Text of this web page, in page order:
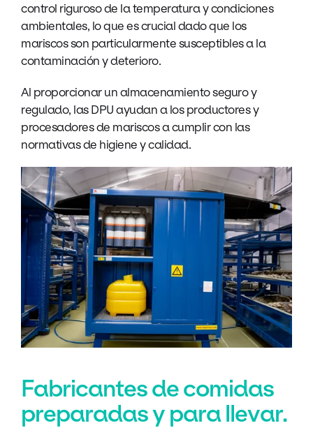
control riguroso de la temperatura y condiciones
ambientales, lo que es crucial dado que los
mariscos son particularmente susceptibles a la
contaminación y deterioro.
Al proporcionar un almacenamiento seguro y
regulado, las DPU ayudan a los productores y
procesadores de mariscos a cumplir con las
normativas de higiene y calidad.
Fabricantes de comidas
preparadas y para llevar.